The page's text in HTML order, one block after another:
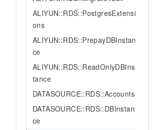
ALIYUN::RDS::PostgresExtensi
ons
ALIYUN::RDS::PrepayDBInstan
ce
ALIYUN::RDS::ReadOnlyDBIns
tance
DATASOURCE::RDS::Accounts
DATASOURCE::RDS::DBInstan
ce